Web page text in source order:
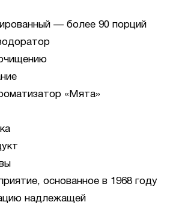
— более 90 порций
«Мята»
основанное в 1968 году
надлежащей